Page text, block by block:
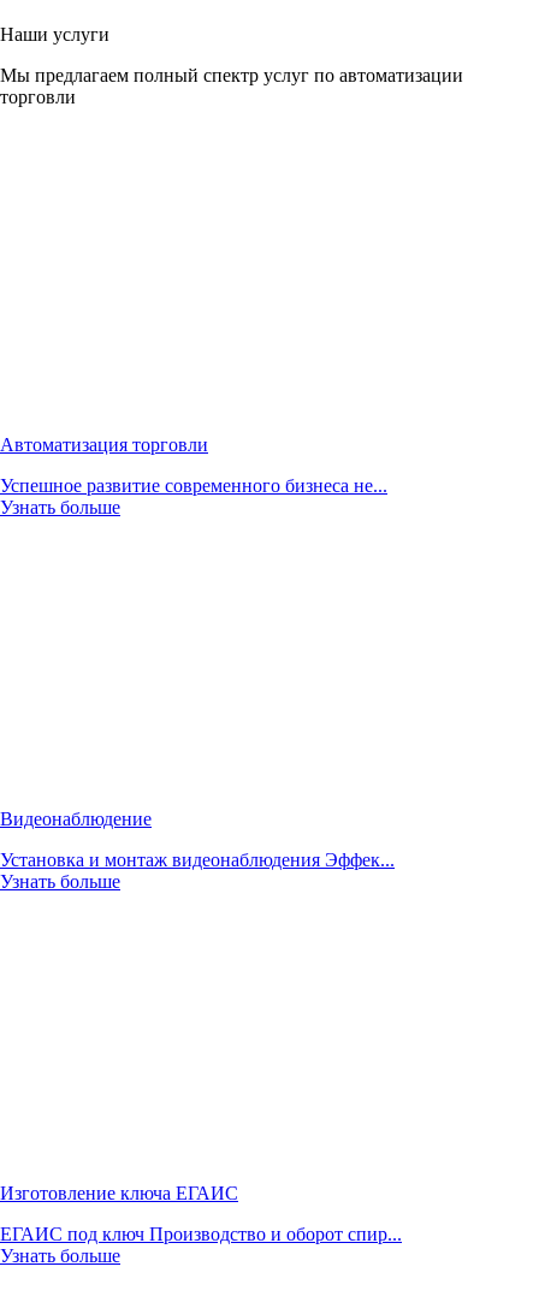
Наши услуги
Мы предлагаем полный спектр услуг по автоматизации
торговли
Автоматизация торговли
Успешное развитие современного бизнеса не...
Узнать больше
Видеонаблюдение
Установка и монтаж видеонаблюдения Эффек...
Узнать больше
Изготовление ключа ЕГАИС
ЕГАИС под ключ Производство и оборот спир...
Узнать больше